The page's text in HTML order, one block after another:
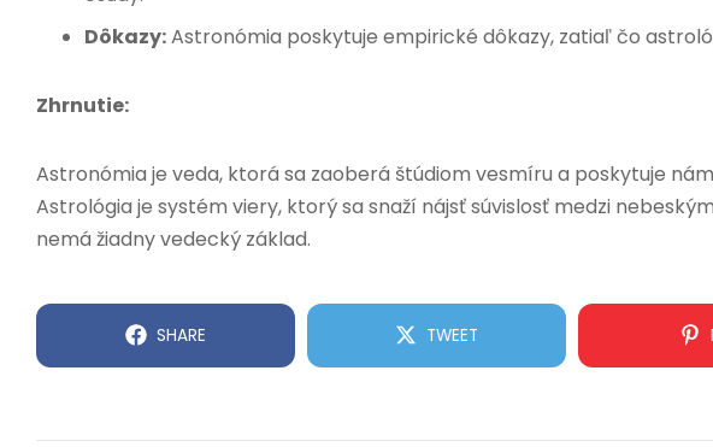
Dôkazy:Astronómia poskytuje empirické dôkazy, zatiaľ čo
Zhrnutie:
Astronómia je veda, ktorá sa zaoberá štúdiom vesmíru a poskytuje
Astrológia je systém viery, ktorý sa snaží nájsť súvislosť medzi
nemá žiadny vedecký základ.
SHARE TWEET